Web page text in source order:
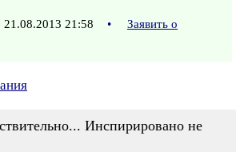
21.08.2013 21:58 •
Заявить о
Инспирировано не